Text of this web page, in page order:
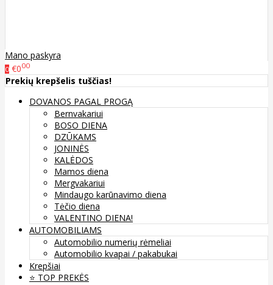
Mano paskyra
0 €000
Prekių krepšelis tuščias!
DOVANOS PAGAL PROGĄ
Bernvakariui
BOSO DIENA
DZŪKAMS
JONINĖS
KALĖDOS
Mamos diena
Mergvakariui
Mindaugo karūnavimo diena
Tėčio diena
VALENTINO DIENA!
AUTOMOBILIAMS
Automobilio numerių rėmeliai
Automobilio kvapai / pakabukai
Krepšiai
⭐️ TOP PREKĖS